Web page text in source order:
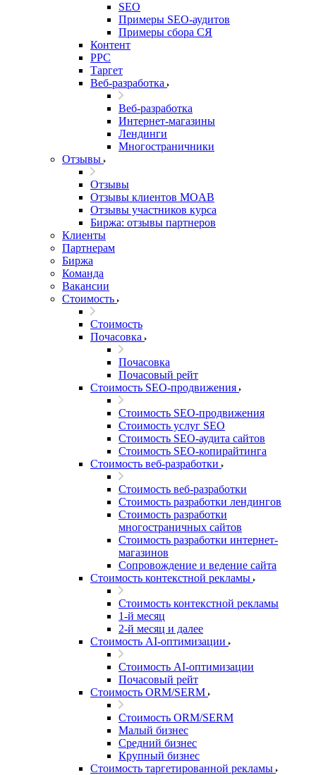
SEO
Примеры SEO-аудитов
Примеры сбора СЯ
Контент
PPC
Таргет
Веб-разработка
Веб-разработка
Интернет-магазины
Лендинги
Многостраничники
Отзывы
Отзывы
Отзывы клиентов MOAB
Отзывы участников курса
Биржа: отзывы партнеров
Клиенты
Партнерам
Биржа
Команда
Вакансии
Стоимость
Стоимость
Почасовка
Почасовка
Почасовый рейт
Стоимость SEO-продвижения
Стоимость SEO-продвижения
Стоимость услуг SEO
Стоимость SEO-аудита сайтов
Стоимость SEO-копирайтинга
Стоимость веб-разработки
Стоимость веб-разработки
Стоимость разработки лендингов
Стоимость разработки
многостраничных сайтов
Стоимость разработки интернет-
магазинов
Сопровождение и ведение сайта
Стоимость контекстной рекламы
Стоимость контекстной рекламы
1-й месяц
2-й месяц и далее
Стоимость AI-оптимизации
Стоимость AI-оптимизации
Почасовый рейт
Стоимость ORM/SERM
Стоимость ORM/SERM
Малый бизнес
Средний бизнес
Крупный бизнес
Стоимость таргетированной рекламы